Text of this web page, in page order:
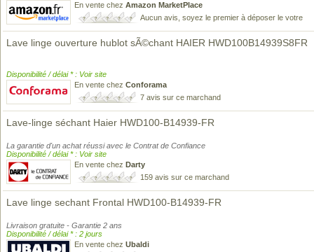
En vente chez Amazon MarketPlace
Aucun avis, soyez le premier à déposer le votre
Lave linge ouverture hublot sÃ©chant HAIER HWD100B14939S8FR
Disponibilité / délai * : Voir site
En vente chez Conforama
7 avis sur ce marchand
Lave-linge séchant Haier HWD100-B14939-FR
La garantie d'un achat réussi avec le Contrat de Confiance
Disponibilité / délai * : Voir site
En vente chez Darty
159 avis sur ce marchand
Lave linge sechant Frontal HWD100-B14939-FR
Livraison gratuite - Garantie 2 ans
Disponibilité / délai * : 2 jours
En vente chez Ubaldi